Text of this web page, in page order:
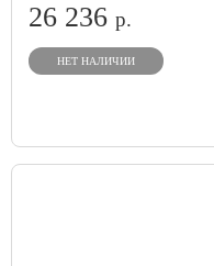
26 236 р.
НЕТ НАЛИЧИИ